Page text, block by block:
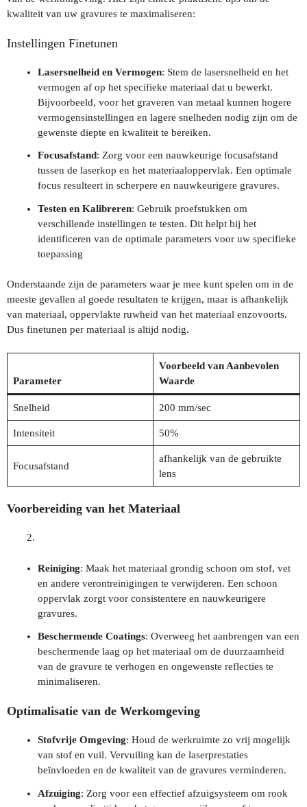
kwaliteit van uw gravures te maximaliseren:
Instellingen Finetunen
Lasersnelheid en Vermogen: Stem de lasersnelheid en het
vermogen af op het specifieke materiaal dat u bewerkt.
Bijvoorbeeld, voor het graveren van metaal kunnen hogere
vermogensinstellingen en lagere snelheden nodig zijn om de
gewenste diepte en kwaliteit te bereiken.
Focusafstand: Zorg voor een nauwkeurige focusafstand
tussen de laserkop en het materiaaloppervlak. Een optimale
focus resulteert in scherpere en nauwkeurigere gravures.
Testen en Kalibreren: Gebruik proefstukken om
verschillende instellingen te testen. Dit helpt bij het
identificeren van de optimale parameters voor uw specifieke
toepassing
Onderstaande zijn de parameters waar je mee kunt spelen om in de
meeste gevallen al goede resultaten te krijgen, maar is afhankelijk
van materiaal, oppervlakte ruwheid van het materiaal enzovoorts.
Dus finetunen per materiaal is altijd nodig.
Parameter
Voorbeeld van Aanbevolen
Waarde
Snelheid 200 mm/sec
Intensiteit 50%
Focusafstand
afhankelijk van de gebruikte
lens
Voorbereiding van het Materiaal
Reiniging: Maak het materiaal grondig schoon om stof, vet
en andere verontreinigingen te verwijderen. Een schoon
oppervlak zorgt voor consistentere en nauwkeurigere
gravures.
Beschermende Coatings: Overweeg het aanbrengen van een
beschermende laag op het materiaal om de duurzaamheid
van de gravure te verhogen en ongewenste reflecties te
minimaliseren.
Optimalisatie van de Werkomgeving
Stofvrije Omgeving: Houd de werkruimte zo vrij mogelijk
van stof en vuil. Vervuiling kan de laserprestaties
beïnvloeden en de kwaliteit van de gravures verminderen.
Afzuiging: Zorg voor een effectief afzuigsysteem om rook